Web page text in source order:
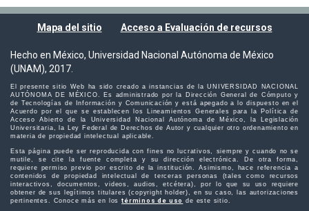
Mapa del sitio Acceso a Evaluación de recursos
Hecho en México, Universidad Nacional Autónoma de México
(UNAM), 2017.
El presente sitio Web ha sido creado a instancias de la UNIVERSIDAD NACIONAL
AUTÓNOMA DE MÉXICO. Es administrado por la Dirección General de Cómputo y
de Tecnologías de Información y Comunicación y está apegado a lo dispuesto en el
Acuerdo por el que se establecen los Lineamientos Generales para la Política de
Acceso Abierto de la Universidad Nacional Autónoma de México, la Legislación
Universitaria, la Ley Federal de Derechos de Autor y cualquier otro ordenamiento en
materia de propiedad intelectual aplicable.
Esta página puede ser reproducida con fines no lucrativos, siempre y cuando no se
mutile, se cite la fuente completa y su dirección electrónica. De otra forma,
requiere permiso previo por escrito de la institución. Asimismo, hace referencia a
contenidos de propiedad intelectual de terceras personas (tales como recursos
interactivos, documentos, videos, audios, etcétera), por lo que su uso requiere
obtener de sus legítimos titulares (copyright holder), en su caso, las autorizaciones
pertinentes. Conoce más en lostérminos de uso de este sitio.